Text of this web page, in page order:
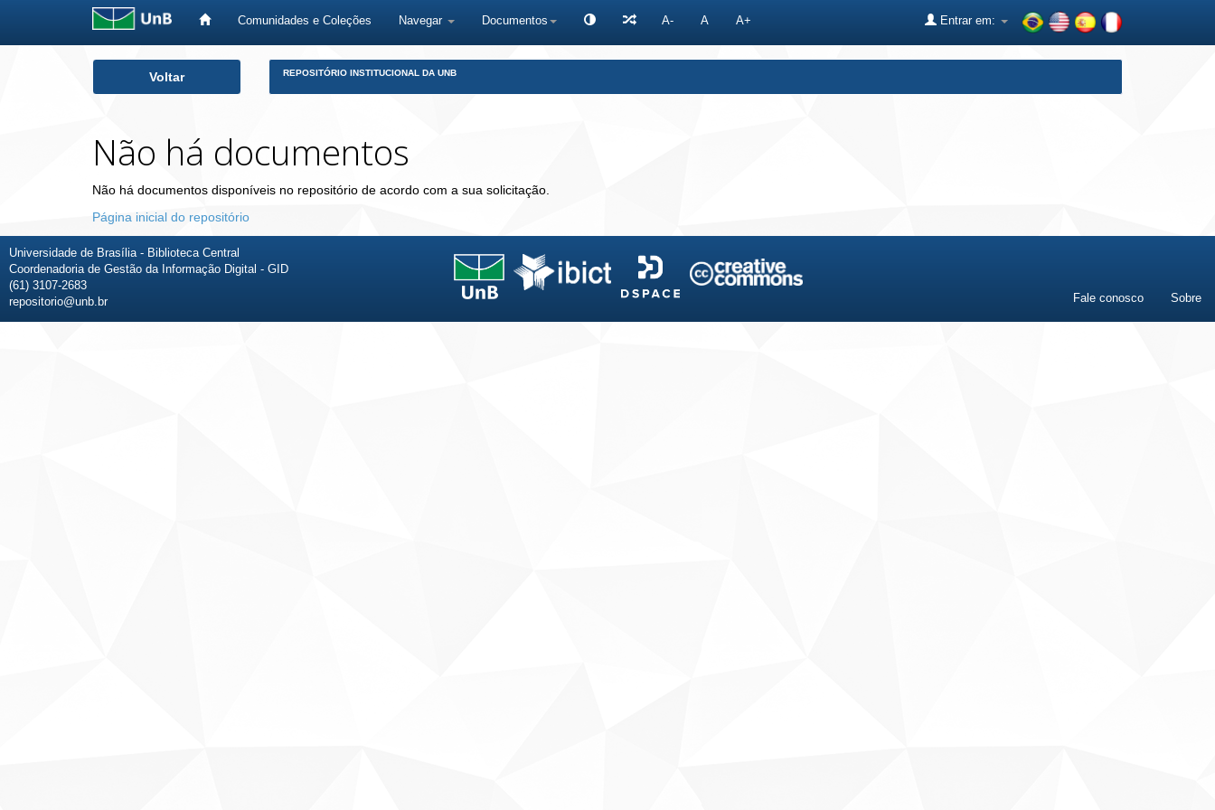
Comunidades e Coleções Navegar Documentos A- A A+ Entrar em:
Voltar REPOSITÓRIO INSTITUCIONAL DA UNB
Não há documentos
Não há documentos disponíveis no repositório de acordo com a sua solicitação.
Página inicial do repositório
Universidade de Brasília - Biblioteca Central
Coordenadoria de Gestão da Informação Digital - GID
(61) 3107-2683
repositorio@unb.br
Fale conosco Sobre